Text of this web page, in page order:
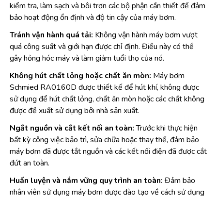
kiểm tra, làm sạch và bôi trơn các bộ phận cần thiết để đảm
bảo hoạt động ổn định và độ tin cậy của máy bơm.
Tránh vận hành quá tải: Không vận hành máy bơm vượt
quá công suất và giới hạn được chỉ định. Điều này có thể
gây hỏng hóc máy và làm giảm tuổi thọ của nó.
Không hút chất lỏng hoặc chất ăn mòn: Máy bơm
Schmied RA0160D được thiết kế để hút khí, không được
sử dụng để hút chất lỏng, chất ăn mòn hoặc các chất không
được đề xuất sử dụng bởi nhà sản xuất.
Ngắt nguồn và cắt kết nối an toàn:Trước khi thực hiện
bất kỳ công việc bảo trì, sửa chữa hoặc thay thế, đảm bảo
máy bơm đã được tắt nguồn và các kết nối điện đã được cắt
đứt an toàn.
Huấn luyện và nắm vững quy trình an toàn: Đảm bảo
nhân viên sử dụng máy bơm được đào tạo về cách sử dụng